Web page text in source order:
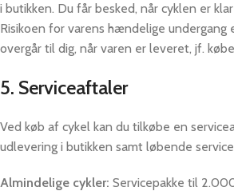
i butikken. Du får besked, når cyklen er
Risikoen for varens hændelige undergang
overgår til dig, når varen er leveret, jf.
5. Serviceaftaler
Ved køb af cykel kan du tilkøbe en
udlevering i butikken samt løbende
Almindelige cykler: Servicepakke til